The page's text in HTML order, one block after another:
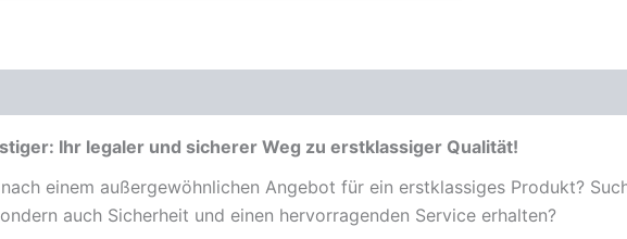
Ihr legaler und sicherer Weg zu erstklassiger Qualität!
einem außergewöhnlichen Angebot für ein erstklassiges Produkt?
auch Sicherheit und einen hervorragenden Service erhalten?